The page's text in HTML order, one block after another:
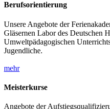
Berufsorientierung
Unsere Angebote der
Gläsernen Labor des Deutschen
Umweltpädagogischen
Jugendliche.
mehr
Meisterkurse
Angebote der